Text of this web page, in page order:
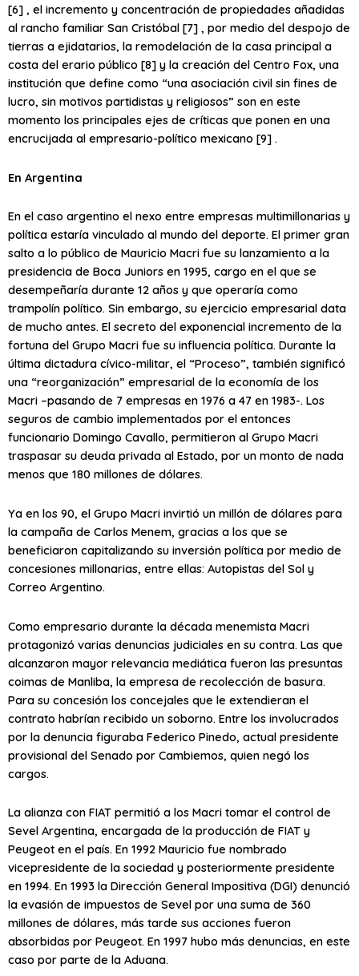
[6] , el incremento y concentración de propiedades añadidas
al rancho familiar San Cristóbal [7] , por medio del despojo de
tierras a ejidatarios, la remodelación de la casa principal a
costa del erario público [8] y la creación del Centro Fox, una
institución que define como “una asociación civil sin fines de
lucro, sin motivos partidistas y religiosos” son en este
momento los principales ejes de críticas que ponen en una
encrucijada al empresario-político mexicano [9] .
En Argentina
En el caso argentino el nexo entre empresas multimillonarias y
política estaría vinculado al mundo del deporte. El primer gran
salto a lo público de Mauricio Macri fue su lanzamiento a la
presidencia de Boca Juniors en 1995, cargo en el que se
desempeñaría durante 12 años y que operaría como
trampolín político. Sin embargo, su ejercicio empresarial data
de mucho antes. El secreto del exponencial incremento de la
fortuna del Grupo Macri fue su influencia política. Durante la
última dictadura cívico-militar, el “Proceso”, también significó
una “reorganización” empresarial de la economía de los
Macri –pasando de 7 empresas en 1976 a 47 en 1983-. Los
seguros de cambio implementados por el entonces
funcionario Domingo Cavallo, permitieron al Grupo Macri
traspasar su deuda privada al Estado, por un monto de nada
menos que 180 millones de dólares.
Ya en los 90, el Grupo Macri invirtió un millón de dólares para
la campaña de Carlos Menem, gracias a los que se
beneficiaron capitalizando su inversión política por medio de
concesiones millonarias, entre ellas: Autopistas del Sol y
Correo Argentino.
Como empresario durante la década menemista Macri
protagonizó varias denuncias judiciales en su contra. Las que
alcanzaron mayor relevancia mediática fueron las presuntas
coimas de Manliba, la empresa de recolección de basura.
Para su concesión los concejales que le extendieran el
contrato habrían recibido un soborno. Entre los involucrados
por la denuncia figuraba Federico Pinedo, actual presidente
provisional del Senado por Cambiemos, quien negó los
cargos.
La alianza con FIAT permitió a los Macri tomar el control de
Sevel Argentina, encargada de la producción de FIAT y
Peugeot en el país. En 1992 Mauricio fue nombrado
vicepresidente de la sociedad y posteriormente presidente
en 1994. En 1993 la Dirección General Impositiva (DGI) denunció
la evasión de impuestos de Sevel por una suma de 360
millones de dólares, más tarde sus acciones fueron
absorbidas por Peugeot. En 1997 hubo más denuncias, en este
caso por parte de la Aduana.